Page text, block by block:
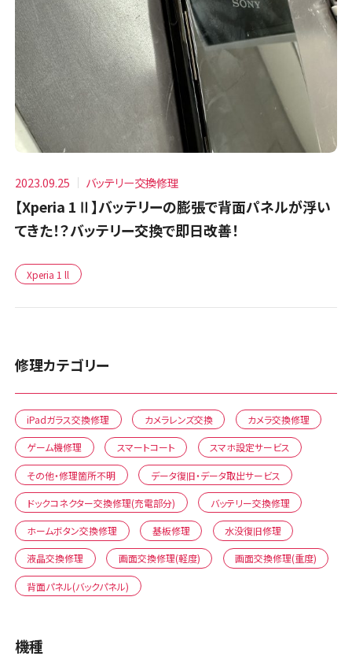
2023.09.25 バッテリー交換修理
【Xperia 1Ⅱ】バッテリーの膨張で背面パネルが浮い
てきた！？バッテリー交換で即日改善！
Xperia 1 ll
修理カテゴリー
iPadガラス交換修理 カメラレンズ交換 カメラ交換修理
ゲーム機修理 スマートコート スマホ設定サービス
その他・修理箇所不明 データ復旧・データ取出サービス
ドックコネクター交換修理(充電部分) バッテリー交換修理
ホームボタン交換修理 基板修理 水没復旧修理
液晶交換修理 画面交換修理(軽度) 画面交換修理(重度)
背面パネル(バックパネル)
機種